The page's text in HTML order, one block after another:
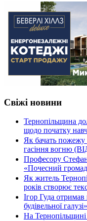
Свіжі новини
Тернопільщина
щодо початку
Як бачать пожежу
гасіння вогню
Професору
«Почесний
Як житель
років створює
Ігор Гуда отримав
будівельної галузі»
На Тернопільщині